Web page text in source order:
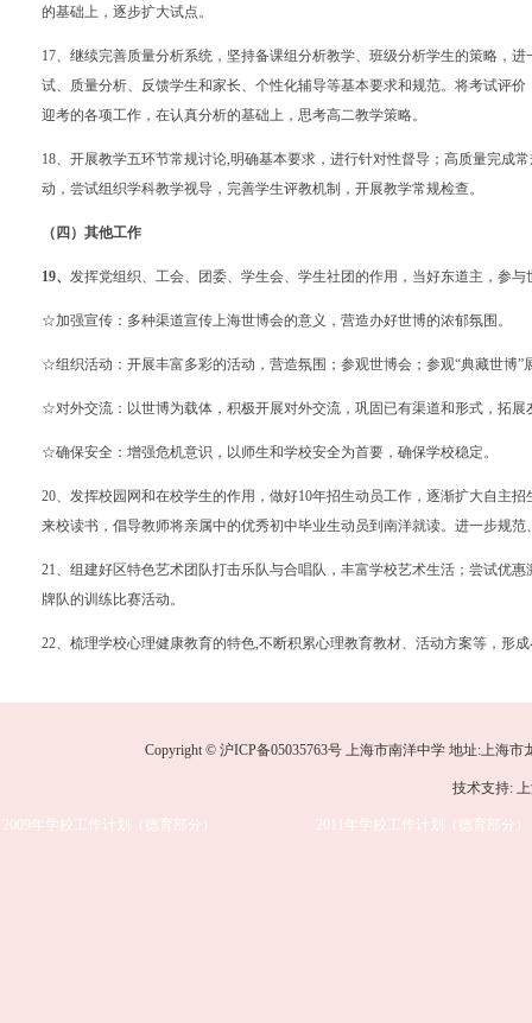
的基础上，逐步扩大试点。
17、继续完善质量分析系统，坚持备课组分析教学、班级分析学生的策略，
试、质量分析、反馈学生和家长、个性化辅导等基本要求和规范。将考试评
迎考的各项工作，在认真分析的基础上，思考高二教学策略。
18、开展教学五环节常规讨论,明确基本要求，进行针对性督导；高质量完成
动，尝试组织学科教学视导，完善学生评教机制，开展教学常规检查。
（四）其他工作
19、发挥党组织、工会、团委、学生会、学生社团的作用，当好东道主，参与
☆加强宣传：多种渠道宣传上海世博会的意义，营造办好世博的浓郁氛围。
☆组织活动：开展丰富多彩的活动，营造氛围；参观世博会；参观“典藏世博”
☆对外交流：以世博为载体，积极开展对外交流，巩固已有渠道和形式，拓展
☆确保安全：增强危机意识，以师生和学校安全为首要，确保学校稳定。
20、发挥校园网和在校学生的作用，做好10年招生动员工作，逐渐扩大自主
来校读书，倡导教师将亲属中的优秀初中毕业生动员到南洋就读。进一步规范
21、组建好区特色艺术团队打击乐队与合唱队，丰富学校艺术生活；尝试优
牌队的训练比赛活动。
22、梳理学校心理健康教育的特色,不断积累心理教育教材、活动方案等，形
Copyright © 沪ICP备05035763号 上海市南洋中学 地址:上海市
技术支持:
2009年学校工作计划（德育部分） 2011年学校工作计划（德育部分）